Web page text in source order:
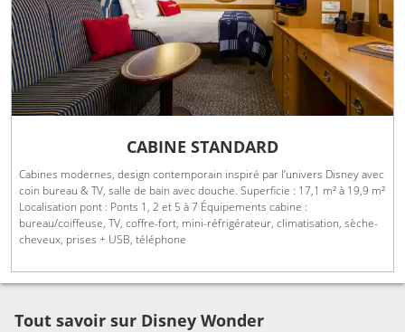
CABINE STANDARD
Cabines modernes, design contemporain inspiré par l’univers Disney avec
coin bureau & TV, salle de bain avec douche. Superficie : 17,1 m² à 19,9 m²
Localisation pont : Ponts 1, 2 et 5 à 7 Équipements cabine :
bureau/coiffeuse, TV, coffre-fort, mini-réfrigérateur, climatisation, sèche-
cheveux, prises + USB, téléphone
Tout savoir sur Disney Wonder